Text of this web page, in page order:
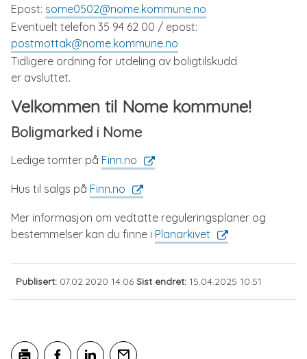
Epost: some0502@nome.kommune.no
Eventuelt telefon 35 94 62 00 / epost:
postmottak@nome.kommune.no
Tidligere ordning for utdeling av boligtilskudd
er avsluttet.
Velkommen til Nome kommune!
Boligmarked i Nome
Ledige tomter på Finn.no
Hus til salgs på Finn.no
Mer informasjon om vedtatte reguleringsplaner og
bestemmelser kan du finne i Planarkivet
Publisert 07.02.2020 14.06 Sist endret 15.04.2025 10.51